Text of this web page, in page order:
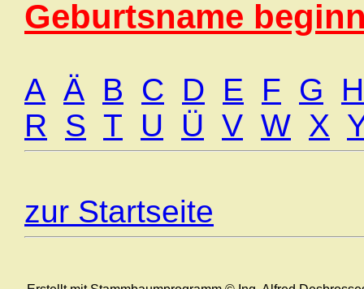
Geburtsname
A Ä B C D E F G
H
R
S T U Ü V W X
zur Startseite